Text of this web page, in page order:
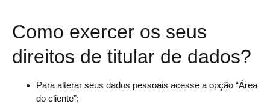
Como exercer os seus
direitos de titular de dados?
Para alterar seus dados pessoais acesse a opção “Área
do cliente”;